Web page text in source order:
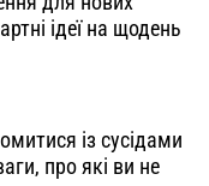
ідеї на щодень
із сусідами
про які ви не